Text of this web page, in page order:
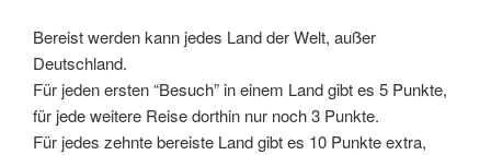
Bereist werden kann jedes Land der Welt, außer
Deutschland.
Für jeden ersten “Besuch” in einem Land gibt es 5 Punkte,
für jede weitere Reise dorthin nur noch 3 Punkte.
Für jedes zehnte bereiste Land gibt es 10 Punkte extra,